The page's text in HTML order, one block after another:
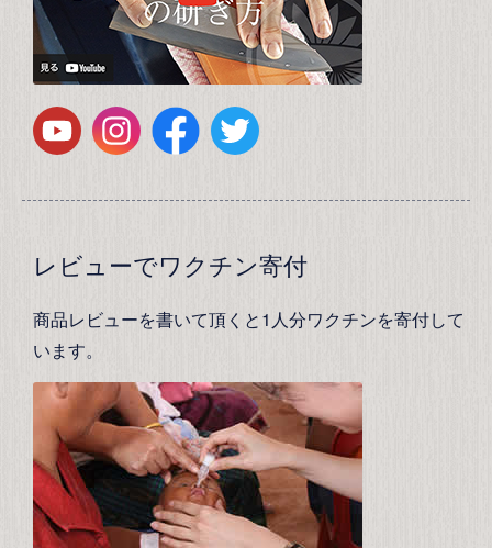
レビューでワクチン寄付
商品レビューを書いて頂くと1人分ワクチンを寄付して
います。